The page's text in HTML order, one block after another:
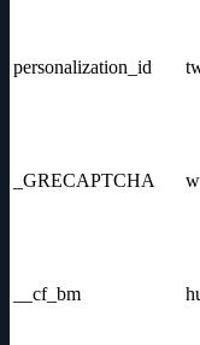
personalization_id
_GRECAPTCHA
__cf_bm